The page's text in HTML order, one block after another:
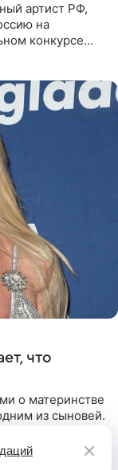
артист РФ,
на
конкурсе
что
о материнстве
из сыновей.